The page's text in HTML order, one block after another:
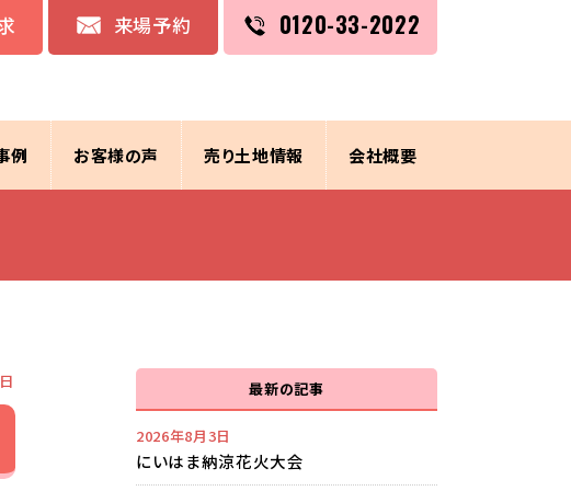
来場予約 0120-33-2022
例 お客様の声 売り土地情報 会社概要
最新の記事
2026年8月3日
にいはま納涼花火大会